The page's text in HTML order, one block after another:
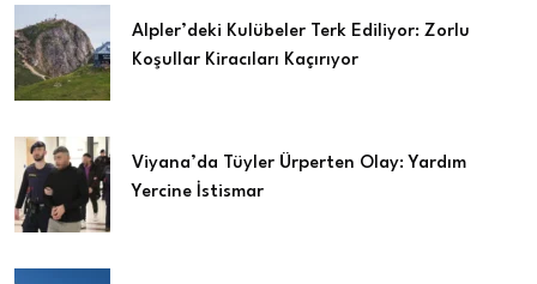
Alpler’deki Kulübeler Terk Ediliyor: Zorlu
Koşullar Kiracıları Kaçırıyor
Viyana’da Tüyler Ürperten Olay: Yardım
Yercine İstismar